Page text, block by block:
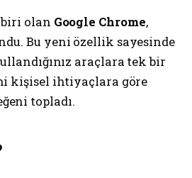
biri olan Google Chrome,
Bu yeni özellik sayesinde
araçlara tek bir
kişisel ihtiyaçlara göre
topladı.